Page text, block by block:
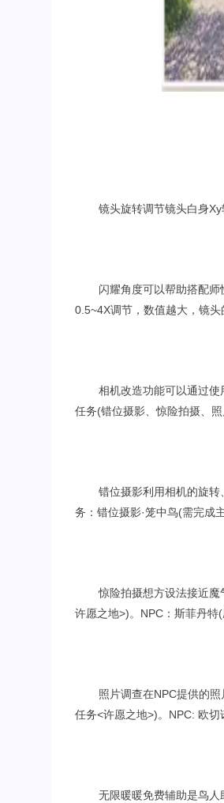
镜头旋转调节镜头白身
闪耀角度可以帮助搭配
0.5~4X调节，数值越大，镜头
相机改造功能可以通过
任务(错位摄影、惊险拍摄、照
错位摄影利用相机的旋
务：错位摄影·笼中鸟(需完成
惊险拍摄想方设法接近
许愿之地>)。NPC：斯菲丹特(
照片调查在NPC提供的
任务<许愿之地>)。NPC: 欧切
无限暖暖免费辅助是鸟